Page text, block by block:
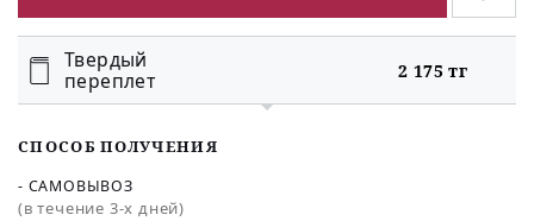
Твердый
переплет
2 175 тг
СПОСОБ ПОЛУЧЕНИЯ
- САМОВЫВОЗ
(в течение 3-х дней)